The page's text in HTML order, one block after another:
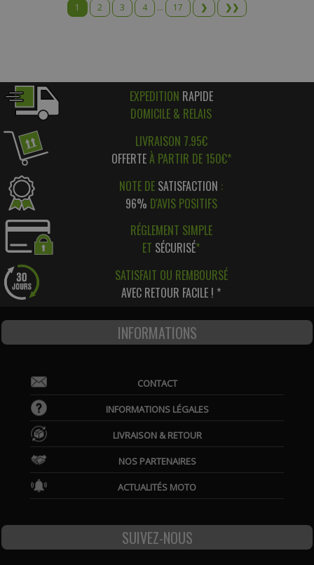
1 2 3 4 ... 17 ❯ ❯❯
EXPEDITION RAPIDE
DOMICILE & RELAIS
LIVRAISON 7.95€
OFFERTEÀ PARTIR DE 150€*
NOTE DE SATISFACTION :
96% D'AVIS POSITIFS
RÉGLEMENT SIMPLE
ET SÉCURISÉ*
SATISFAIT OU REMBOURSÉ
AVEC RETOUR FACILE ! *
INFORMATIONS
CONTACT
INFORMATIONS LÉGALES
LIVRAISON & RETOUR
NOS PARTENAIRES
ACTUALITÉS MOTO
SUIVEZ-NOUS